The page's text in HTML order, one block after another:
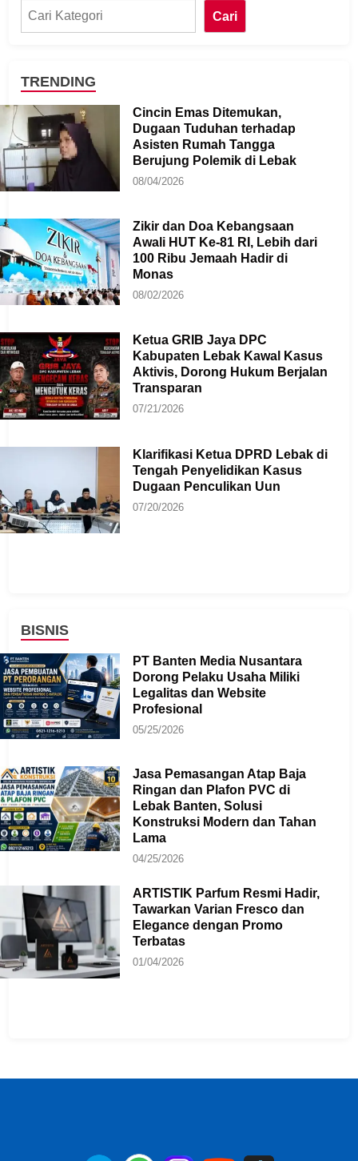
Cari
Cari
TRENDING
Cincin Emas Ditemukan,
Dugaan Tuduhan terhadap
Asisten Rumah Tangga
Berujung Polemik di Lebak
08/04/2026
Zikir dan Doa Kebangsaan
Awali HUT Ke-81 RI, Lebih dari
100 Ribu Jemaah Hadir di
Monas
08/02/2026
Ketua GRIB Jaya DPC
Kabupaten Lebak Kawal Kasus
Aktivis, Dorong Hukum Berjalan
Transparan
07/21/2026
Klarifikasi Ketua DPRD Lebak di
Tengah Penyelidikan Kasus
Dugaan Penculikan Uun
07/20/2026
BISNIS
PT Banten Media Nusantara
Dorong Pelaku Usaha Miliki
Legalitas dan Website
Profesional
05/25/2026
Jasa Pemasangan Atap Baja
Ringan dan Plafon PVC di
Lebak Banten, Solusi
Konstruksi Modern dan Tahan
Lama
04/25/2026
ARTISTIK Parfum Resmi Hadir,
Tawarkan Varian Fresco dan
Elegance dengan Promo
Terbatas
01/04/2026